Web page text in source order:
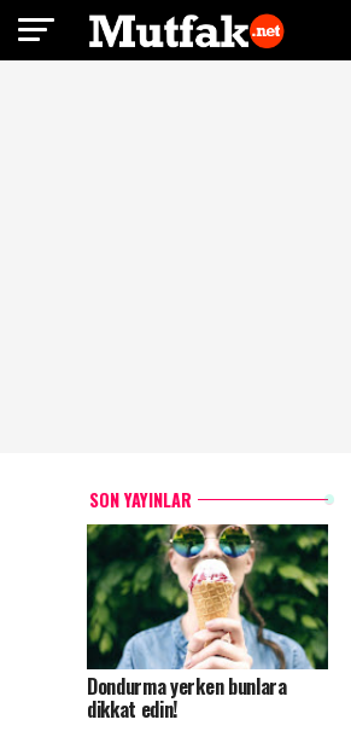
SON YAYINLAR
Dondurma yerken bunlara
dikkat edin!